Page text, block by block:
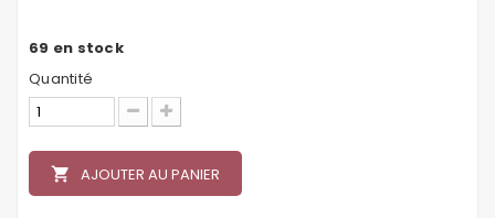
69 en stock
Quantité
local_grocery_store AJOUTER AU PANIER